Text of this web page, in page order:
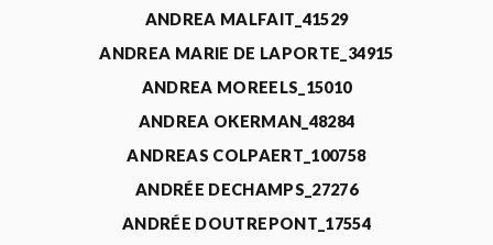
ANDREA MALFAIT_41529
ANDREA MARIE DE LAPORTE_34915
ANDREA MOREELS_15010
ANDREA OKERMAN_48284
ANDREAS COLPAERT_100758
ANDRÉE DECHAMPS_27276
ANDRÉE DOUTREPONT_17554